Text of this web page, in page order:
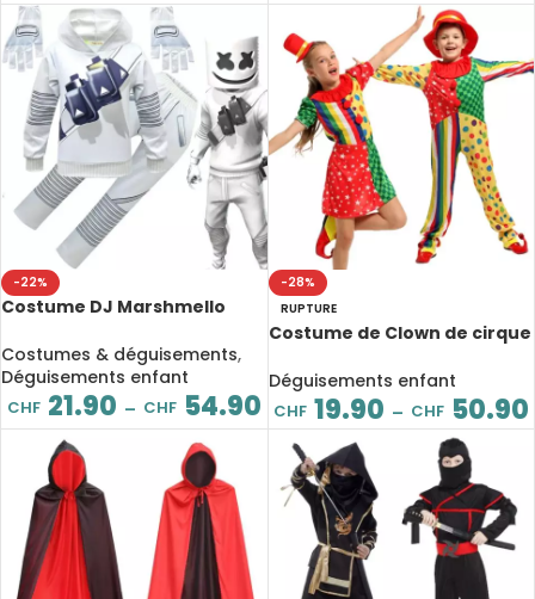
-22%
Costume DJ Marshmello
Costumes & déguisements,
Déguisements enfant
CHF 21.90 – CHF 54.90
-28%
RUPTURE
Costume de Clown de cirque
Déguisements enfant
CHF 19.90 – CHF 50.90